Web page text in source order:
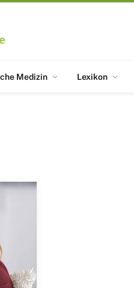
Medizin Lexikon